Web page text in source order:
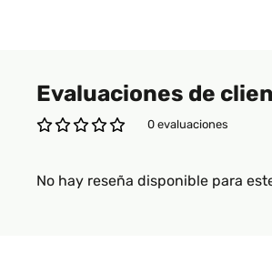
Evaluaciones de
0 evaluaciones
No hay reseña disponible para